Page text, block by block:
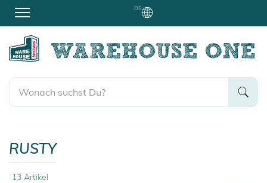
DE
RUSTY
13 Artikel